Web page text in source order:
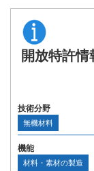
開放特許情
技術分野
無機材料
機能
材料・素材の製造